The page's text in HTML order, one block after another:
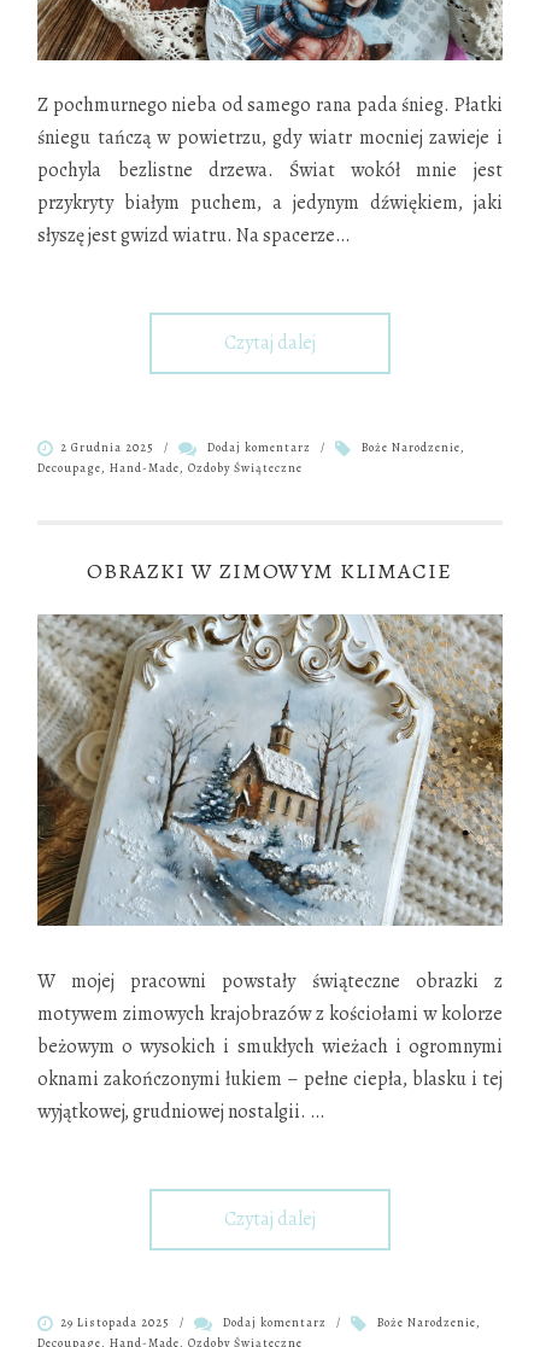
Z pochmurnego nieba od samego rana pada śnieg. Płatki
śniegu tańczą w powietrzu, gdy wiatr mocniej zawieje i
pochyla bezlistne drzewa. Świat wokół mnie jest
przykryty białym puchem, a jedynym dźwiękiem, jaki
słyszę jest gwizd wiatru. Na spacerze…
Czytaj dalej
2 Grudnia 2025 / Dodaj komentarz / Boże Narodzenie
Decoupage,Hand-Made,Ozdoby Świąteczne
OBRAZKI W ZIMOWYM KLIMACIE
W mojej pracowni powstały świąteczne obrazki z
motywem zimowych krajobrazów z kościołami w kolorze
beżowym o wysokich i smukłych wieżach i ogromnymi
oknami zakończonymi łukiem – pełne ciepła, blasku i tej
wyjątkowej, grudniowej nostalgii. …
Czytaj dalej
29 Listopada 2025 / Dodaj komentarz / Boże Narodzenie,
Decoupage,Hand-Made,Ozdoby Świąteczne